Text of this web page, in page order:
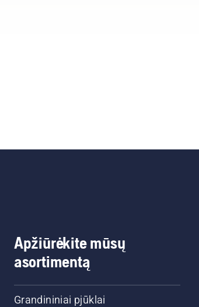
Apžiūrėkite mūsų
asortimentą
Grandininiai pjūklai